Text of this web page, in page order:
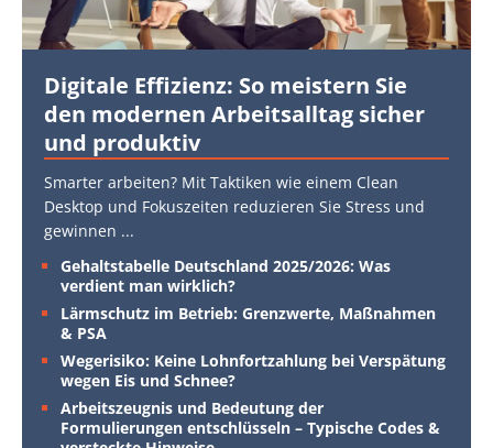
Digitale Effizienz: So meistern Sie
den modernen Arbeitsalltag sicher
und produktiv
Smarter arbeiten? Mit Taktiken wie einem Clean
Desktop und Fokuszeiten reduzieren Sie Stress und
gewinnen ...
Gehaltstabelle Deutschland 2025/2026: Was
verdient man wirklich?
Lärmschutz im Betrieb: Grenzwerte, Maßnahmen
& PSA
Wegerisiko: Keine Lohnfortzahlung bei Verspätung
wegen Eis und Schnee?
Arbeitszeugnis und Bedeutung der
Formulierungen entschlüsseln – Typische Codes &